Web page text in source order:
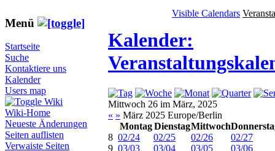
Menü
Startseite
Suche
Kontaktiere uns
Kalender
Users map
Wiki
Wiki-Home
Neueste Änderungen
Seiten auflisten
Verwaiste Seiten
Visible Calendars
Kalender:
Mittwoch 26 im März, 2025
« » März 2025 Europe/Berlin
Montag DienstagMittwoch
8 02/24 02/25 02/26
02/27
9 03/03 03/04 03/05
03/06